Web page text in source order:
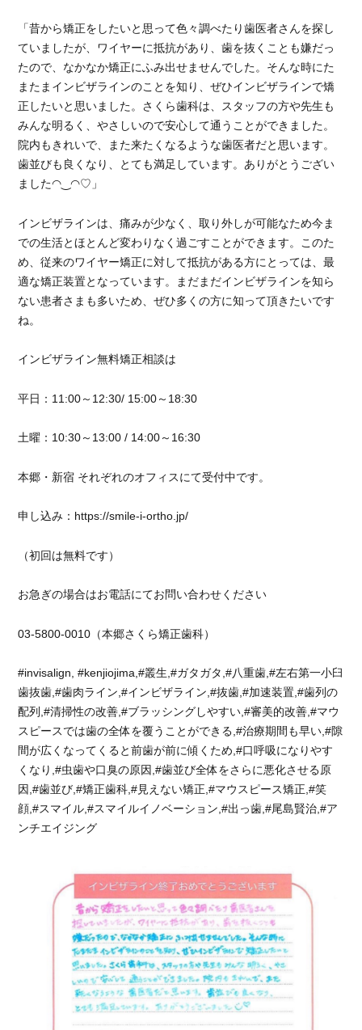
非
抜
歯
療
に
「昔から矯正をしたいと思って色々調べたり歯医者さんを探し
ていましたが、ワイヤーに抵抗があり、歯を抜くことも嫌だっ
たので、なかなか矯正にふみ出せませんでした。そんな時にた
またまインビザラインのことを知り、ぜひインビザラインで矯
正したいと思いました。さくら歯科は、スタッフの方や先生も
みんな明るく、やさしいので安心して通うことができました。
院内もきれいで、また来たくなるような歯医者だと思います。
歯並びも良くなり、とても満足しています。ありがとうござい
ました◠ ‿◠♡」
インビザラインは、痛みが少なく、取り外しが可能なため今ま
での生活とほとんど変わりなく過ごすことができます。このた
め、従来のワイヤー矯正に対して抵抗がある方にとっては、最
適な矯正装置となっています。まだまだインビザラインを知ら
ない患者さまも多いため、ぜひ多くの方に知って頂きたいです
ね。
インビザライン無料矯正相談は
平日：11:00～12:30/ 15:00～18:30
土曜：10:30～13:00 / 14:00～16:30
本郷・新宿 それぞれのオフィスにて受付中です。
申し込み：https://smile-i-ortho.jp/
（初回は無料です）
お急ぎの場合はお電話にてお問い合わせください
03-5800-0010（本郷さくら矯正歯科）
#invisalign, #kenjiojima,#叢生,#ガタガタ,#八重歯,#左右第一小臼
歯抜歯,#歯肉ライン,#インビザライン,#抜歯,#加速装置,#歯列の
配列,#清掃性の改善,#ブラッシングしやすい,#審美的改善,#マウ
スピースでは歯の全体を覆うことができる,#治療期間も早い,#隙
間が広くなってくると前歯が前に傾くため,#口呼吸になりやす
くなり,#虫歯や口臭の原因,#歯並び全体をさらに悪化させる原
因,#歯並び,#矯正歯科,#見えない矯正,#マウスピース矯正,#笑
顔,#スマイル,#スマイルイノベーション,#出っ歯,#尾島賢治,#ア
ンチエイジング